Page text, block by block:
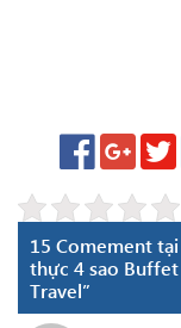
15 Comement
thực 4 sao Buffet
Travel”